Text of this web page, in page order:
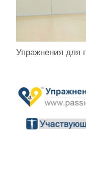
Упражнения для